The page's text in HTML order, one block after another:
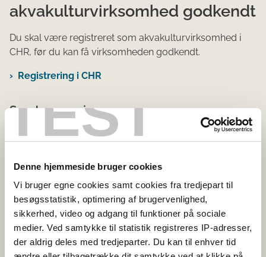
TEST
Denne hjemmeside bruger cookies
Vi bruger egne cookies samt cookies fra tredjepart til
besøgsstatistik, optimering af brugervenlighed,
sikkerhed, video og adgang til funktioner på sociale
medier. Ved samtykke til statistik registreres IP-adresser,
der aldrig deles med tredjeparter. Du kan til enhver tid
akvakulturvirksomhed godkendt
Du skal være registreret som akvakulturvirksomhed i
CHR, før du kan få virksomheden godkendt.
Registrering i CHR
Send ansøgning
Operatøren af akvakulturvirksomheden skal sende en
blanket:
Ansøgning om godkendelse af
akvakulturvirksomhed
Fødevarestyrelsen besøger